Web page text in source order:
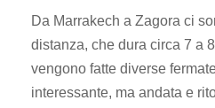
Da Marrakech a Zagora ci
distanza, che dura circa 7 a
vengono fatte diverse
interessante, ma andata e